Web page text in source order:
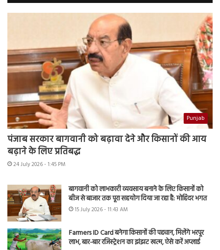
Punjab
पंजाब सरकार बागवानी को बढ़ावा देने और किसानों की आय
बढ़ाने के लिए प्रतिबद्ध
24 July 2026 - 1:45 PM
बागवानी को लाभकारी व्यवसाय बनाने के लिए किसानों को
बीज से बाजार तक पूरा सहयोग दिया जा रहा है: मोहिंदर भगत
15 July 2026 - 11:43 AM
Farmers ID Card बनेगा किसानों की पहचान, मिलेंगे भरपूर
लाभ, बार-बार रजिस्ट्रेशन का झंझट खत्म, ऐसे करें अप्लाई